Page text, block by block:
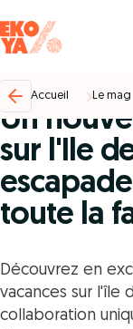
Accueil Le mag
Un
sur l'Ile
toute la
Découvrez en
vacances sur l'île
collaboration